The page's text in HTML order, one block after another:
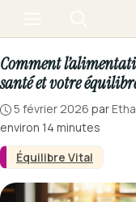
Équilibre Vital
Comment
santé et votre
5 février 2026 par
environ 14 minutes